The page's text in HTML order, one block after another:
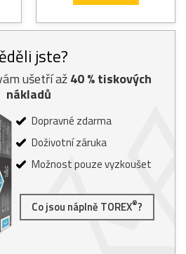
jste?
ušetří až40% tiskových
nákladů
Dopravné zdarma
Doživotní záruka
Možnost pouze vyzkoušet
Co jsou náplně TOREX®?